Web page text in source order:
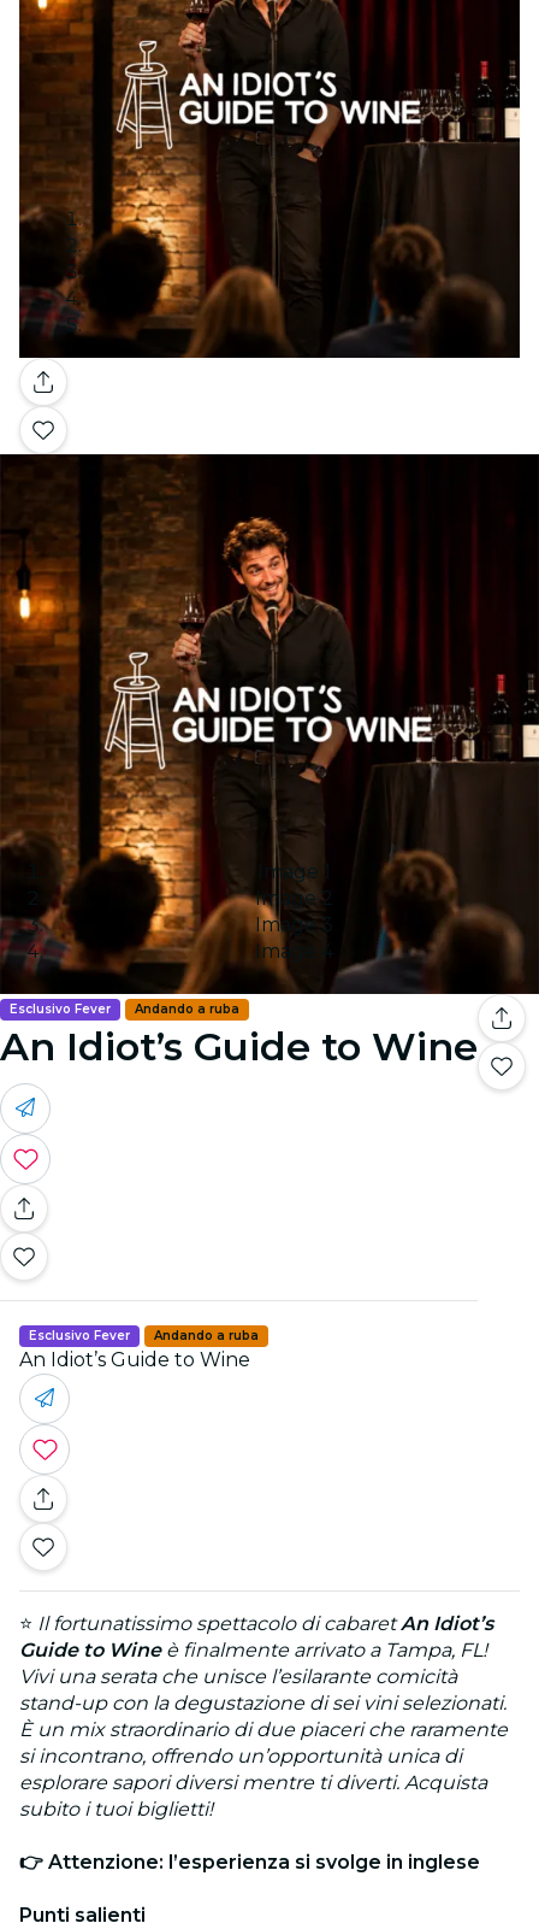
Galleria
Image 1
Image 2
Image 3
Image 4
Esclusivo Fever Andando a ruba
An Idiot’s Guide to Wine
Esclusivo Fever Andando a ruba
An Idiot’s Guide to Wine
⭐ Il fortunatissimo spettacolo di cabaretAn Idiot’s
Guide to Wineè finalmente arrivato a Tampa, FL!
Vivi una serata che unisce l’esilarante comicità
stand-up con la degustazione di sei vini selezionati.
È un mix straordinario di due piaceri che raramente
si incontrano, offrendo un’opportunità unica di
esplorare sapori diversi mentre ti diverti. Acquista
subito i tuoi biglietti!
👉 Attenzione: l’esperienza si svolge in inglese
Punti salienti